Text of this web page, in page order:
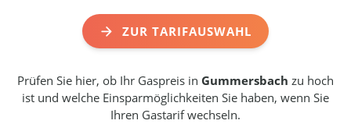
ZUR TARIFAUSWAHL
Prüfen Sie hier, ob Ihr Gaspreis in Gummersbach zu hoch
ist und welche Einsparmöglichkeiten Sie haben, wenn Sie
Ihren Gastarif wechseln.